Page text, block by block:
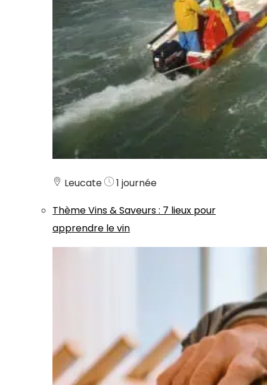
Leucate
1 journée
ThèmeVins & Saveurs: 7 lieux pour
apprendre le vin